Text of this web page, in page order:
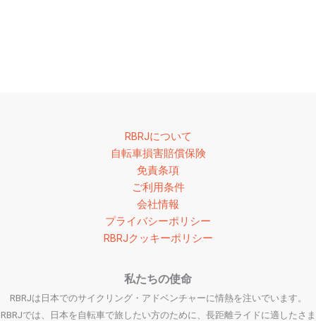
RBRJについて
自転車損害賠償保険
免責条項
ご利用条件
会社情報
プライバシーポリシー
RBRJクッキーポリシー
私たちの使命
RBRJは日本でのサイクリング・アドベンチャーに情熱を注いでいます。
RBRJでは、日本を自転車で旅したい方のために、長距離ライドに適したさま